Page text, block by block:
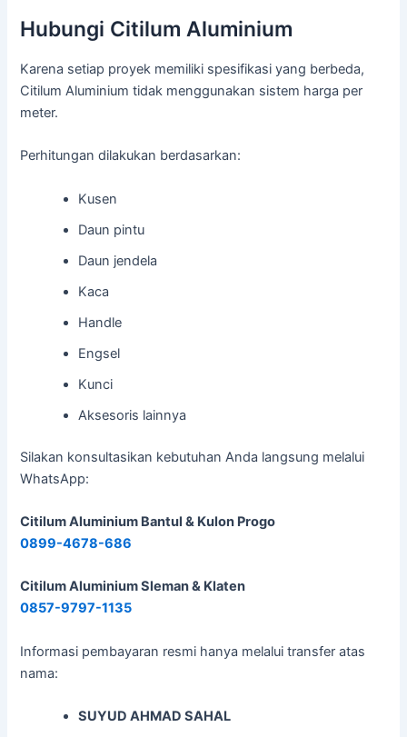
Hubungi Citilum Aluminium
Karena setiap proyek memiliki spesifikasi yang berbeda,
Citilum Aluminium tidak menggunakan sistem harga per
meter.
Perhitungan dilakukan berdasarkan:
Kusen
Daun pintu
Daun jendela
Kaca
Handle
Engsel
Kunci
Aksesoris lainnya
Silakan konsultasikan kebutuhan Anda langsung melalui
WhatsApp:
Citilum Aluminium Bantul & Kulon Progo
0899-4678-686
Citilum Aluminium Sleman & Klaten
0857-9797-1135
Informasi pembayaran resmi hanya melalui transfer atas
nama:
SUYUD AHMAD SAHAL